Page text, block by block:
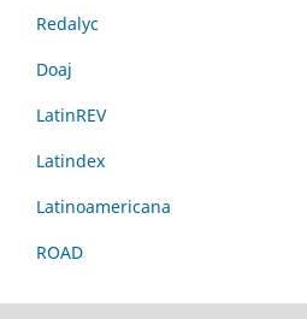
Redalyc
Doaj
LatinREV
Latindex
Latinoamericana
ROAD